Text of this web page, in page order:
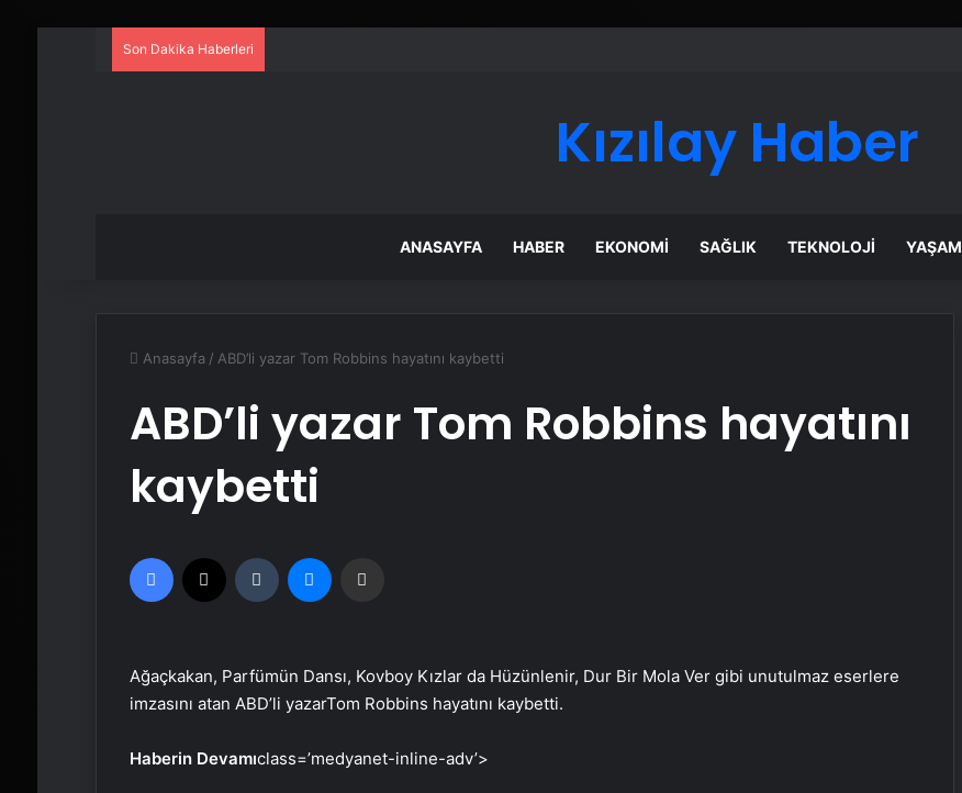
Son Dakika Haberleri
Kızılay Haber
ANASAYFA HABER EKONOMI SAĞLIK TEKNOLOJI YAŞAM
Anasayfa / ABD’li yazar Tom Robbins hayatını kaybetti
ABD’li yazar Tom Robbins hayatını
kaybetti
Facebook Tumblr
Ağaçkakan, Parfümün Dansı, Kovboy Kızlar da Hüzünlenir, Dur Bir Mola Ver gibi unutulmaz eserlere
imzasını atan ABD’li yazarTom Robbins hayatını kaybetti.
Haberin Devamıclass=’medyanet-inline-adv’>